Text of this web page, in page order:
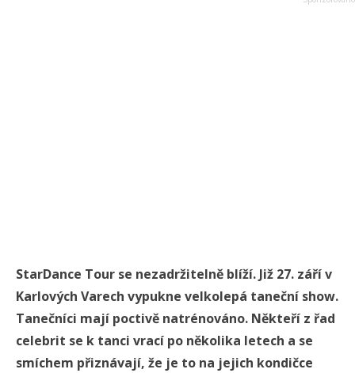
StarDance Tour se nezadržitelně blíží. Již 27. září v
Karlových Varech vypukne velkolepá taneční show.
Tanečníci mají poctivě natrénováno. Někteří z řad
celebrit se k tanci vrací po několika letech a se
smíchem přiznávají, že je to na jejich kondičce